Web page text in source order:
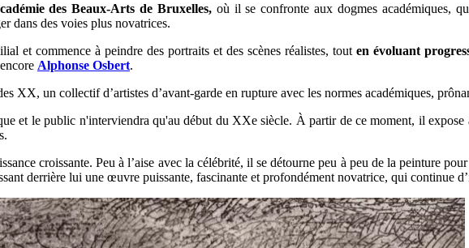
des Beaux-Arts de Bruxelles, où il se confronte aux dogmes académiques,
dans des voies plus novatrices.
et commence à peindre des portraits et des scènes réalistes, tout en évoluant
Alphonse Osbert.
XX, un collectif d’artistes d’avant-garde en rupture avec les normes académiques,
et le public n'interviendra qu'au début du XXe siècle. À partir de ce moment, il
croissante. Peu à l’aise avec la célébrité, il se détourne peu à peu de la peinture
derrière lui une œuvre puissante, fascinante et profondément novatrice, qui continue